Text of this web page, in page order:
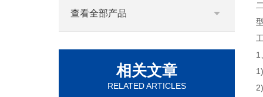
查看全部产品
相关文章
RELATED ARTICLES